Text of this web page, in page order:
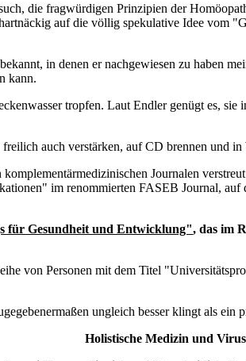
die fragwürdigen Prinzipien der
auf die völlig spekulative Idee vom
in denen er nachgewiesen zu haben
kann.
tropfen. Laut Endler genügt es,
auch verstärken, auf CD brennen und
Journalen
im renommierten FASEB Journal,
für Gesundheit und Entwicklung", das im
von Personen mit dem Titel
ungleich besser klingt als
Holistische Medizin und